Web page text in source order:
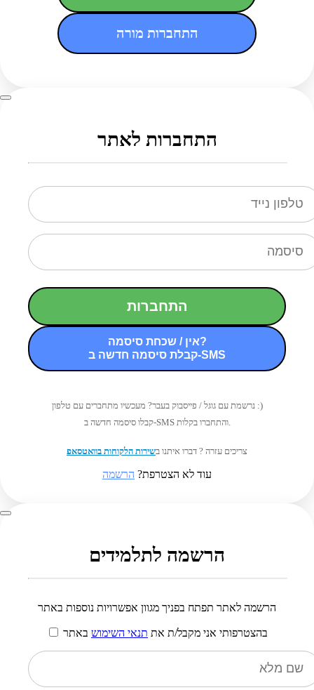
התחברות מורה
התחברות לאתר
התחברות
אין / שכחת סיסמה?
קבלת סיסמה חדשה ב-SMS
נרשמת עם גוגל / פייסבוק בעבר? מעכשיו מתחברים עם טלפון :)
קבלו סיסמה חדשה ב-SMS והתחברו בקלות.
צריכים עזרה ? דברו איתנו בשירות הלקוחות בוואטסאפ
עוד לא הצטרפת? הרשמה
הרשמה לתלמידים
הרשמה לאתר תפתח בפניך מגוון אפשרויות נוספות באתר
בהצטרפותי אני מקבל/ת את תנאי השימוש באתר